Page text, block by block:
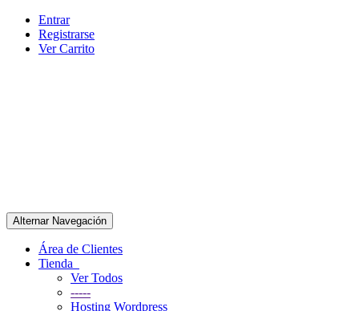
Entrar
Registrarse
Ver Carrito
Alternar Navegación
Área de Clientes
Tienda
Ver Todos
-----
Hosting Wordpress